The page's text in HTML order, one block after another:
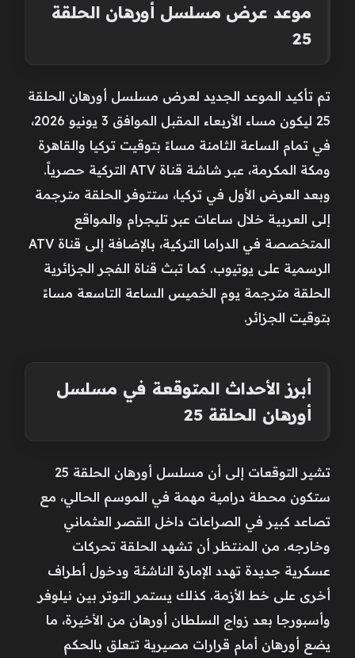
موعد عرض مسلسل أورهان الحلقة
25
تم تأكيد الموعد الجديد لعرض مسلسل أورهان الحلقة
25 ليكون مساء الأربعاء المقبل الموافق 3 يونيو 2026،
في تمام الساعة الثامنة مساءً بتوقيت تركيا والقاهرة
ومكة المكرمة، عبر شاشة قناة ATV التركية حصرياً.
وبعد العرض الأول في تركيا، ستتوفر الحلقة مترجمة
إلى العربية خلال ساعات عبر تليجرام والمواقع
المتخصصة في الدراما التركية، بالإضافة إلى قناة ATV
الرسمية على يوتيوب. كما تبث قناة الفجر الجزائرية
الحلقة مترجمة يوم الخميس الساعة التاسعة مساءً
بتوقيت الجزائر.
أبرز الأحداث المتوقعة في مسلسل
أورهان الحلقة 25
تشير التوقعات إلى أن مسلسل أورهان الحلقة 25
ستكون محطة درامية مهمة في الموسم الحالي، مع
تصاعد كبير في الصراعات داخل القصر العثماني
وخارجه. من المنتظر أن تشهد الحلقة تحركات
عسكرية جديدة تهدد الإمارة الناشئة ودخول أطراف
أخرى على خط الأزمة. كذلك يستمر التوتر بين نيلوفر
وأسبورجا بعد زواج السلطان أورهان من الأخيرة، ما
يضع أورهان أمام قرارات مصيرية تتعلق بالحكم